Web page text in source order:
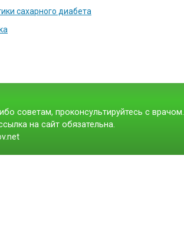
сахарного диабета
советам, проконсультируйтесь с врачом.
на сайт обязательна.